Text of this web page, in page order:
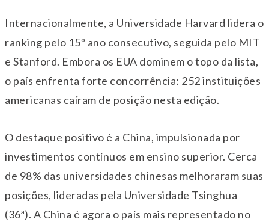
Internacionalmente, a Universidade Harvard lidera o
ranking pelo 15º ano consecutivo, seguida pelo MIT
e Stanford. Embora os EUA dominem o topo da lista,
o país enfrenta forte concorrência: 252 instituições
americanas caíram de posição nesta edição.
O destaque positivo é a China, impulsionada por
investimentos contínuos em ensino superior. Cerca
de 98% das universidades chinesas melhoraram suas
posições, lideradas pela Universidade Tsinghua
(36ª). A China é agora o país mais representado no